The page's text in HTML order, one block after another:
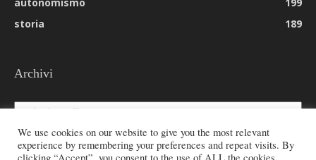
storia
189
Archivi
Archivi
We use cookies on our website to give you the most relevant
experience by remembering your preferences and repeat visits. By